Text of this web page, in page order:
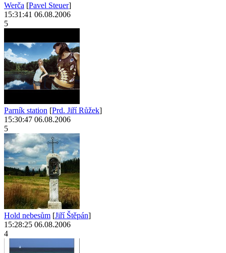
Werča [Pavel Steuer]
15:31:41 06.08.2006
5
Parník station [Prd. Jiří Růžek]
15:30:47 06.08.2006
5
Hold nebesům [Jiří Štěpán]
15:28:25 06.08.2006
4